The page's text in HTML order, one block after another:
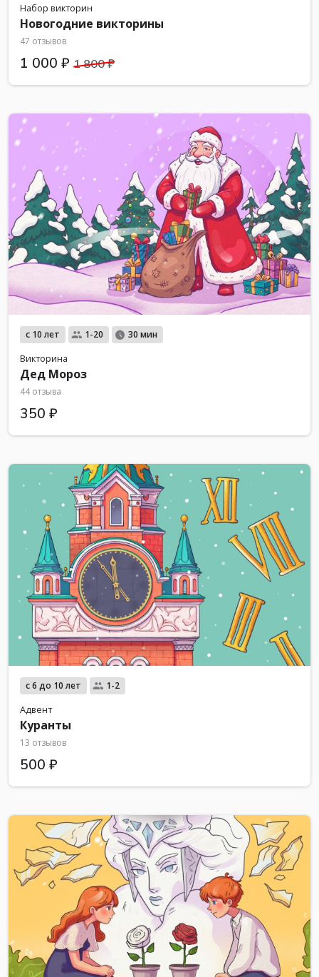
Набор викторин
Новогодние викторины
47 отзывов
1 000 ₽ 1 800 ₽
с 10 лет 1-20 30 мин
Викторина
Дед Мороз
44 отзыва
350 ₽
с 6 до 10 лет 1-2
Адвент
Куранты
13 отзывов
500 ₽